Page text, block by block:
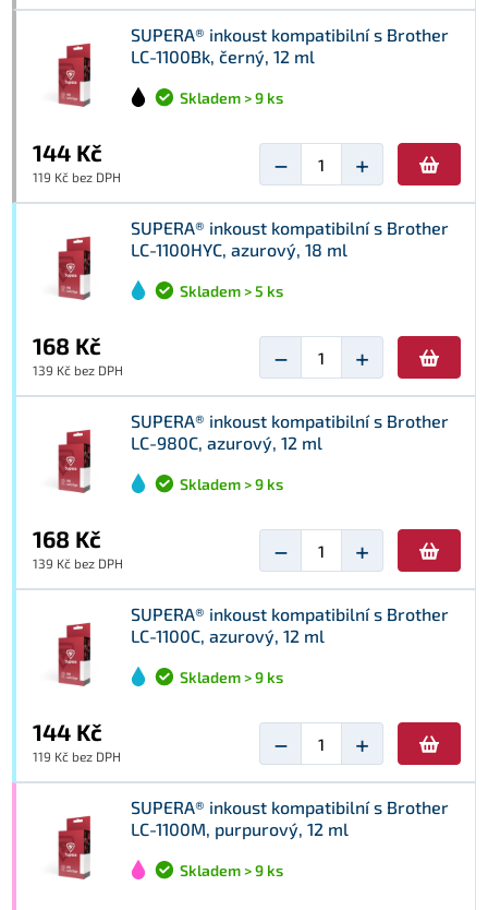
SUPERA® inkoust kompatibilní s Brother
LC-1100Bk, černý, 12 ml
Skladem > 9 ks
144 Kč
119 Kč bez DPH − +
SUPERA® inkoust kompatibilní s Brother
LC-1100HYC, azurový, 18 ml
Skladem > 5 ks
168 Kč
139 Kč bez DPH − +
SUPERA® inkoust kompatibilní s Brother
LC-980C, azurový, 12 ml
Skladem > 9 ks
168 Kč
139 Kč bez DPH − +
SUPERA® inkoust kompatibilní s Brother
LC-1100C, azurový, 12 ml
Skladem > 9 ks
144 Kč
119 Kč bez DPH − +
SUPERA® inkoust kompatibilní s Brother
LC-1100M, purpurový, 12 ml
Skladem > 9 ks